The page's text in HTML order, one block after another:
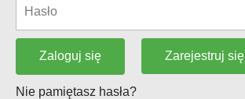
Zaloguj się
Nie pamiętasz hasła?
Zarejestruj się